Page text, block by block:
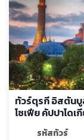
ทัวร์ตุรกี อิสตันบู
โซเฟีย คัปปาโด
รหัสทัวร์